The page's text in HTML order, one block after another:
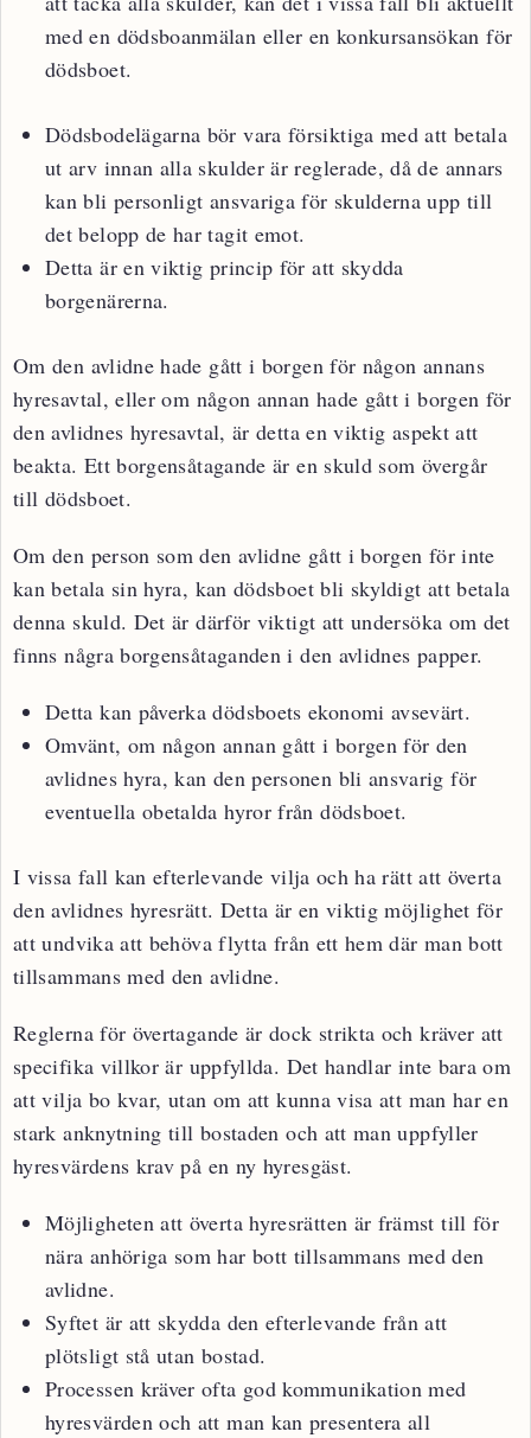
med en dödsboanmälan eller en konkursansökan för
dödsboet.
Dödsbodelägarna bör vara försiktiga med att betala
ut arv innan alla skulder är reglerade, då de annars
kan bli personligt ansvariga för skulderna upp till
det belopp de har tagit emot.
Detta är en viktig princip för att skydda
borgenärerna.
Om den avlidne hade gått i borgen för någon annans
hyresavtal, eller om någon annan hade gått i borgen för
den avlidnes hyresavtal, är detta en viktig aspekt att
beakta. Ett borgensåtagande är en skuld som övergår
till dödsboet.
Om den person som den avlidne gått i borgen för inte
kan betala sin hyra, kan dödsboet bli skyldigt att betala
denna skuld. Det är därför viktigt att undersöka om det
finns några borgensåtaganden i den avlidnes papper.
Detta kan påverka dödsboets ekonomi avsevärt.
Omvänt, om någon annan gått i borgen för den
avlidnes hyra, kan den personen bli ansvarig för
eventuella obetalda hyror från dödsboet.
I vissa fall kan efterlevande vilja och ha rätt att överta
den avlidnes hyresrätt. Detta är en viktig möjlighet för
att undvika att behöva flytta från ett hem där man bott
tillsammans med den avlidne.
Reglerna för övertagande är dock strikta och kräver att
specifika villkor är uppfyllda. Det handlar inte bara om
att vilja bo kvar, utan om att kunna visa att man har en
stark anknytning till bostaden och att man uppfyller
hyresvärdens krav på en ny hyresgäst.
Möjligheten att överta hyresrätten är främst till för
nära anhöriga som har bott tillsammans med den
avlidne.
Syftet är att skydda den efterlevande från att
plötsligt stå utan bostad.
Processen kräver ofta god kommunikation med
hyresvärden och att man kan presentera all